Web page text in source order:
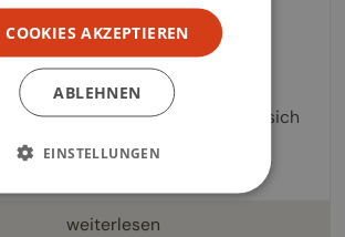
dann richtig! In diesem
erfahren Sie alles über den
Fleischgenuss. Wie wirkt sich
Haltung auf Qualität und
weiterlesen
COOKIES AKZEPTIEREN
ABLEHNEN
EINSTELLUNGEN